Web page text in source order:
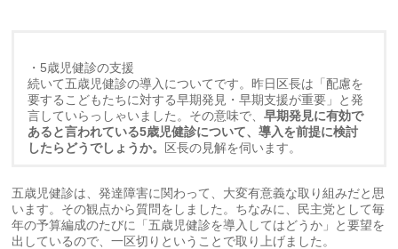
・5歳児健診の支援
続いて五歳児健診の導入についてです。昨日区長は「配慮を
要するこどもたちに対する早期発見・早期支援が重要」と発
言していらっしゃいました。その意味で、早期発見に有効で
あると言われている5歳児健診について、導入を前提に検討
したらどうでしょうか。 区長の見解を伺います。
五歳児健診は、発達障害に関わって、大変有意義な取り組みだと思
います。その観点から質問をしました。ちなみに、民主党として毎
年の予算編成のたびに「五歳児健診を導入してはどうか」と要望を
出しているので、一区切りということで取り上げました。